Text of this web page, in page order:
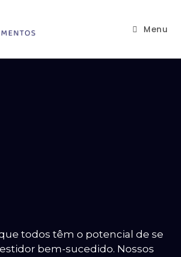
Menu
todos têm o potencial de se
bem-sucedido. Nossos